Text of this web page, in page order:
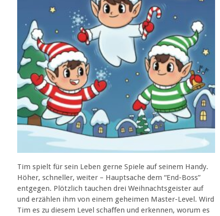
Tim spielt für sein Leben gerne Spiele auf seinem Handy.
Höher, schneller, weiter – Hauptsache dem “End-Boss”
entgegen. Plötzlich tauchen drei Weihnachtsgeister auf
und erzählen ihm von einem geheimen Master-Level. Wird
Tim es zu diesem Level schaffen und erkennen, worum es